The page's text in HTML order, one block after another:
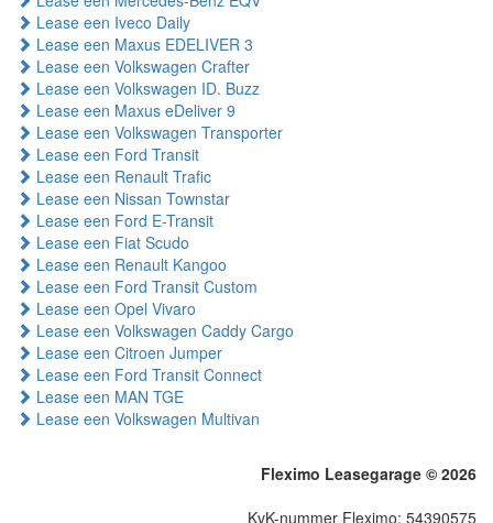
Lease een Iveco Daily
Lease een Maxus EDELIVER 3
Lease een Volkswagen Crafter
Lease een Volkswagen ID. Buzz
Lease een Maxus eDeliver 9
Lease een Volkswagen Transporter
Lease een Ford Transit
Lease een Renault Trafic
Lease een Nissan Townstar
Lease een Ford E-Transit
Lease een Fiat Scudo
Lease een Renault Kangoo
Lease een Ford Transit Custom
Lease een Opel Vivaro
Lease een Volkswagen Caddy Cargo
Lease een Citroen Jumper
Lease een Ford Transit Connect
Lease een MAN TGE
Lease een Volkswagen Multivan
Fleximo Leasegarage © 2026
KvK-nummer Fleximo: 54390575